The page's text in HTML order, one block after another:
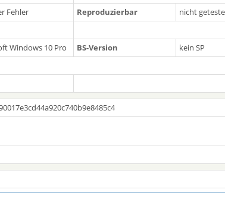
Fehler Reproduzierbar
nicht
Windows 10 Pro BS-Version
kein SP